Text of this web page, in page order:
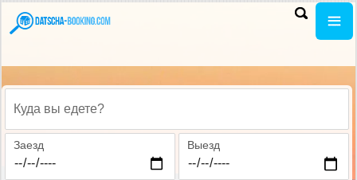
Куда вы едете?
Заезд Выезд